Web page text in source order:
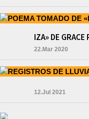
IZA» DE
22.Mar 2020
12.Jul 2021